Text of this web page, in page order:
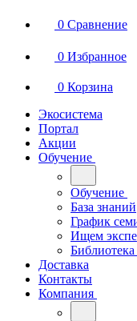
0 Сравнение
0 Избранное
0 Корзина
Экосистема
Портал
Акции
Обучение
Обучение
База знаний
График
Ищем
Доставка
Контакты
Компания